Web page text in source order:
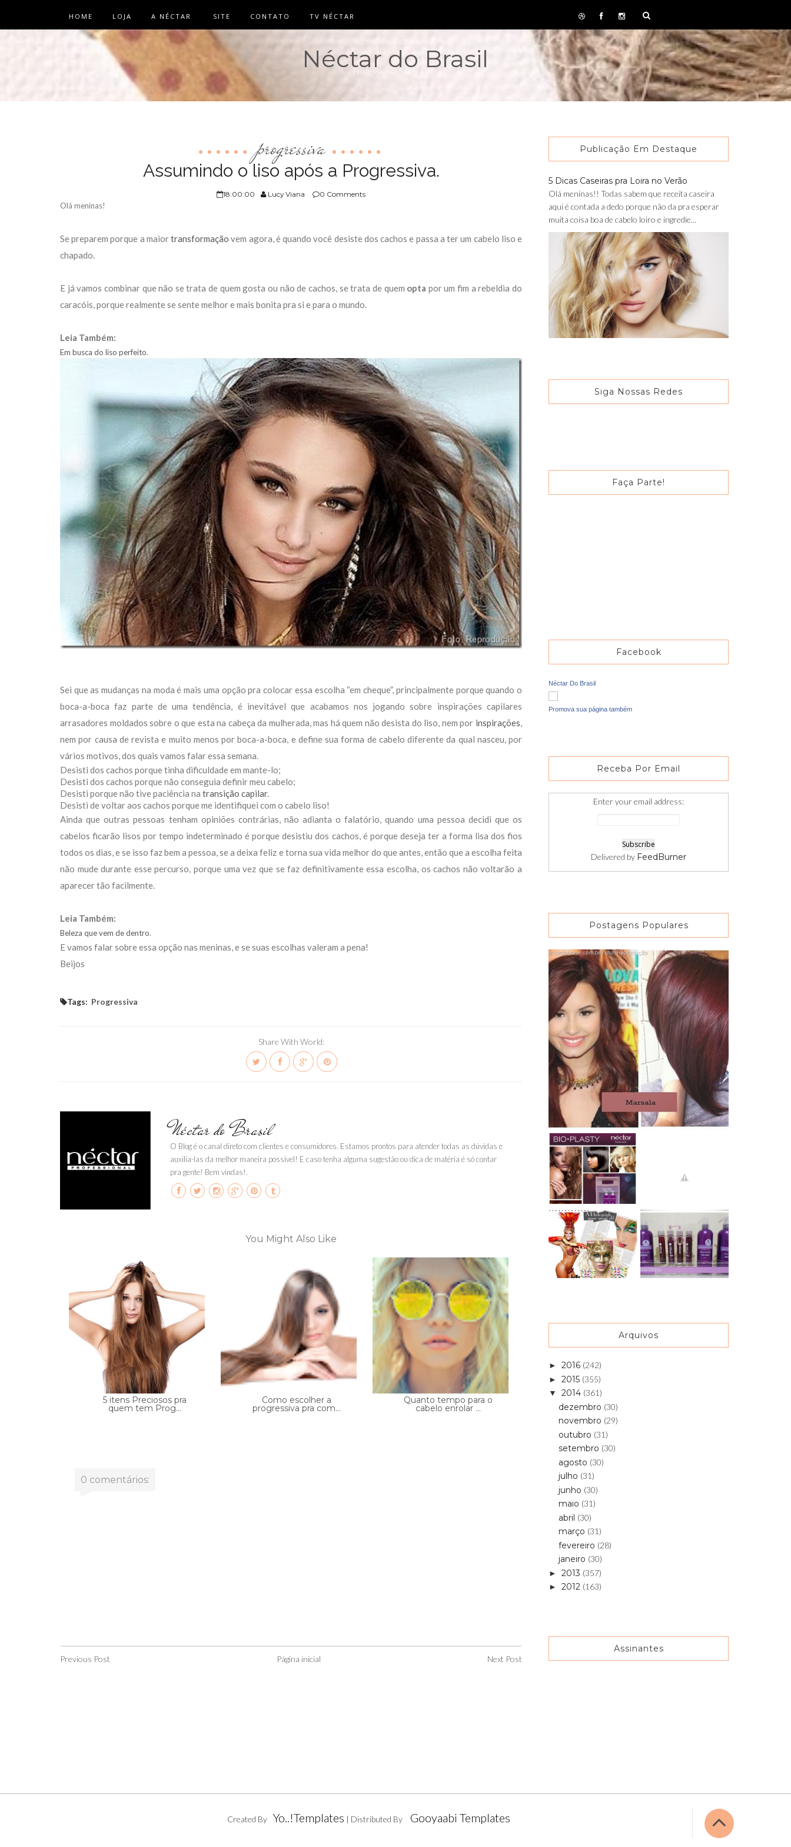
HOME LOJA A NÉCTAR SITE CONTATO TV NÉCTAR
Néctar do Brasil
Professional Salon Care
progressiva
Assumindo o liso após a Progressiva.
18:00:00 Lucy Viana 0 Comments
Olá meninas!
Se preparem porque a maiortransformação vem agora, é quando você desiste dos cachos e passa a ter um cabelo liso e
chapado.
E já vamos combinar que não se trata de quem gosta ou não de cachos, se trata de quem opta por um fim a rebeldia do
caracóis, porque realmente se sente melhor e mais bonita pra si e para o mundo.
Leia Também:
Em busca do liso perfeito.
Sei que as mudanças na moda é mais uma opção pra colocar essa escolha “em cheque”, principalmente porque quando o
boca-a-boca faz parte de uma tendência, é inevitável que acabamos nos jogando sobre inspirações capilares
arrasadores moldados sobre o que esta na cabeça da mulherada, mas há quem não desista do liso, nem por inspirações
nem por causa de revista e muito menos por boca-a-boca, e define sua forma de cabelo diferente da qual nasceu, por
vários motivos, dos quais vamos falar essa semana.
Desisti dos cachos porque tinha dificuldade em mante-lo;
Desisti dos cachos porque não conseguia definir meu cabelo;
Desisti porque não tive paciência na transição capilar.
Desisti de voltar aos cachos porque me identifiquei com o cabelo liso!
Ainda que outras pessoas tenham opiniões contrárias, não adianta o falatório, quando uma pessoa decidi que os
cabelos ficarão lisos por tempo indeterminado é porque desistiu dos cachos, é porque deseja ter a forma lisa dos fios
todos os dias, e se isso faz bem a pessoa, se a deixa feliz e torna sua vida melhor do que antes, então que a escolha feita
não mude durante esse percurso, porque uma vez que se faz definitivamente essa escolha, os cachos não voltarão a
aparecer tão facilmente.
Leia Também:
Beleza que vem de dentro.
E vamos falar sobre essa opção nas meninas, e se suas escolhas valeram a pena!
Beijos
Tags: Progressiva
Share With World:
Néctar do Brasil
O Blog é o canal direto com clientes e consumidores. Estamos prontos para atender todas as dúvidas e
auxilia-las da melhor maneira possível! E caso tenha alguma sugestão ou dica de matéria é só contar
pra gente! Bem vindas!.
You Might Also Like
5 itens Preciosos pra
quem tem Prog...
Como escolher a
progressiva pra com...
Quanto tempo para o
cabelo enrolar ...
0 comentários:
Previous Post Página inicial Next Post
Publicação Em Destaque
5 Dicas Caseiras pra Loira no Verão
Olá meninas!! Todas sabem que receita caseira
aqui é contada a dedo porque não da pra esperar
muita coisa boa de cabelo loiro e ingredie...
Siga Nossas Redes
Faça Parte!
Facebook
Néctar Do Brasil
Promova sua página também
Receba Por Email
Enter your email address:
Delivered by FeedBurner
Postagens Populares
Arquivos
► 2016 (242)
► 2015 (355)
▼ 2014 (361)
dezembro (30)
novembro (29)
outubro (31)
setembro (30)
agosto (30)
julho (31)
junho (30)
maio (31)
abril (30)
março (31)
fevereiro (28)
janeiro (30)
► 2013 (357)
► 2012 (163)
Assinantes
Created By Yo..!Templates | Distributed By Gooyaabi Templates